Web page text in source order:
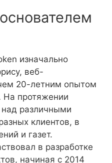
изначально
веб-
20-летним опытом
На протяжении
над различными
клиентов, в
и газет.
в разработке
начиная с 2014